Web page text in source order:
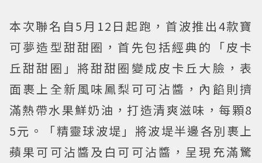
本次聯名自5月12日起跑，首波推出4款寶
可夢造型甜甜圈，首先包括經典的「皮卡
丘甜甜圈」將甜甜圈變成皮卡丘大臉，表
面裹上全新風味鳳梨可可沾醬，內餡則擠
滿熱帶水果鮮奶油，打造清爽滋味，每顆8
5元。「精靈球波堤」將波堤半邊各別裹上
蘋果可可沾醬及白可可沾醬，呈現充滿驚